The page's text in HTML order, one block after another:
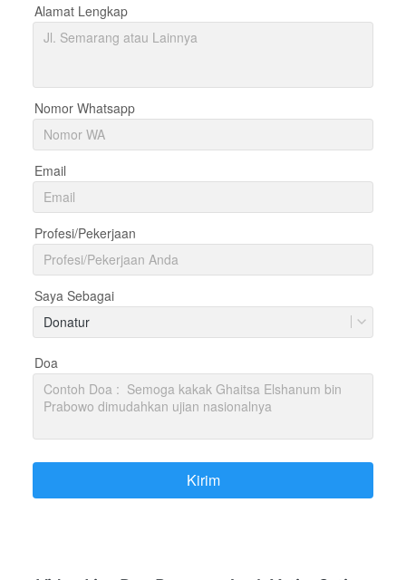
Alamat Lengkap
Nomor Whatsapp
Email
Profesi/Pekerjaan
Saya Sebagai
Donatur
Doa
`Kirim